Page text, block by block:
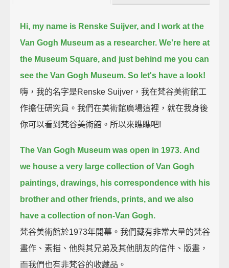
Hi, my name is Renske Suijver, and I work at the
Van Gogh Museum as a researcher. We're here at
the Museum Square, and just behind me you can
see the Van Gogh Museum. So let's have a look!
嗨，我的名字是Renske Suijver，我在梵谷美術館工
作擔任研究員。我們在美術館廣場這裡，就在我身後
你可以看到梵谷美術館。所以來瞧瞧吧!
The Van Gogh Museum was open in 1973. And
we house a very large collection of Van Gogh
paintings, drawings, his correspondence with his
brother and other friends, prints, and we also
have a collection of non-Van Gogh.
梵谷美術館於1973年開幕。我們藏有非常大量的梵谷
畫作、素描、他與其兄弟及其他朋友的信件、版畫，
而我們也有非梵谷的收藏品。